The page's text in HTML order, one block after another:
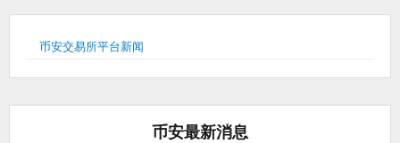
币安交易所平台新闻
币安最新消息